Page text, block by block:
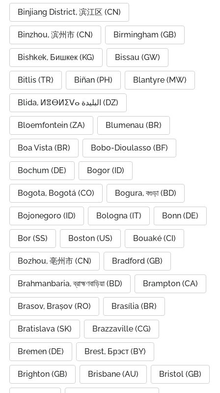
Binjiang District, 滨江区 (CN)
Binzhou, 滨州市 (CN) Birmingham (GB)
Bishkek, Бишкек (KG) Bissau (GW)
Bitlis (TR) Biñan (PH) Blantyre (MW)
Blida, ⵍⴻⴱⵍⵉⴸⴰ البليدة (DZ)
Bloemfontein (ZA) Blumenau (BR)
Boa Vista (BR) Bobo-Dioulasso (BF)
Bochum (DE) Bogor (ID)
Bogota, Bogotá (CO) Bogura, বগুড়া (BD)
Bojonegoro (ID) Bologna (IT) Bonn (DE)
Bor (SS) Boston (US) Bouaké (CI)
Bozhou, 亳州市 (CN) Bradford (GB)
Brahmanbaria, ব্রাহ্মণবাড়িয়া (BD) Brampton (CA)
Brasov, Brașov (RO) Brasília (BR)
Bratislava (SK) Brazzaville (CG)
Bremen (DE) Brest, Брэст (BY)
Brighton (GB) Brisbane (AU) Bristol (GB)